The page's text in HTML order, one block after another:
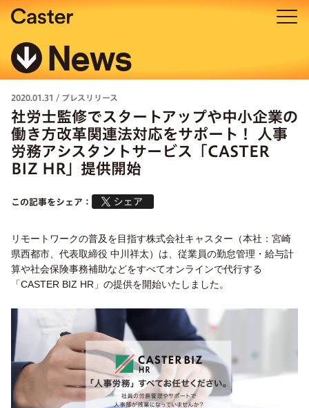
News
2020.01.31 / プレスリリース
社労士監修でスタートアップや中小企業の
働き方改革関連法対応をサポート！ 人事
労務アシスタントサービス「CASTER
BIZ HR」提供開始
この記事をシェア：
リモートワークの普及を目指す株式会社キャスター（本社：宮崎
県西都市、代表取締役 中川祥太）は、従業員の勤怠管理・給与計
算や社会保険事務補助などをすべてオンラインで代行する
「CASTER BIZ HR」の提供を開始いたしました。